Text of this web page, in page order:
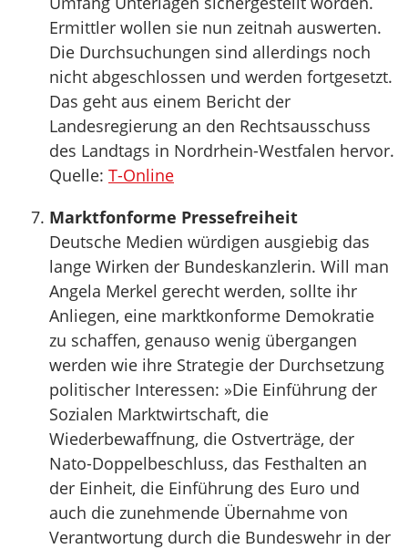
Ermittler wollen sie nun zeitnah auswerten.
Die Durchsuchungen sind allerdings noch
nicht abgeschlossen und werden fortgesetzt.
Das geht aus einem Bericht der
Landesregierung an den Rechtsausschuss
des Landtags in Nordrhein-Westfalen hervor.
Quelle: T-Online
Marktfonforme Pressefreiheit
Deutsche Medien würdigen ausgiebig das
lange Wirken der Bundeskanzlerin. Will man
Angela Merkel gerecht werden, sollte ihr
Anliegen, eine marktkonforme Demokratie
zu schaffen, genauso wenig übergangen
werden wie ihre Strategie der Durchsetzung
politischer Interessen: »Die Einführung der
Sozialen Marktwirtschaft, die
Wiederbewaffnung, die Ostverträge, der
Nato-Doppelbeschluss, das Festhalten an
der Einheit, die Einführung des Euro und
auch die zunehmende Übernahme von
Verantwortung durch die Bundeswehr in der